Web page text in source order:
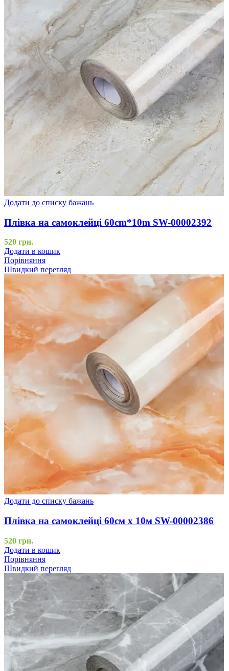
Додати до списку бажань
Плівка на самоклейці 60cm*10m SW-00002392
520 грн.
Додати в кошик
Порівняння
Швидкий перегляд
Додати до списку бажань
Плівка на самоклейці 60см х 10м SW-00002386
520 грн.
Додати в кошик
Порівняння
Швидкий перегляд